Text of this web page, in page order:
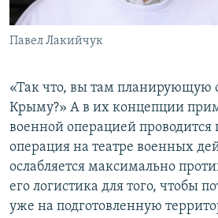
Павел Лакийчук
«Так что, вы там планирующую
Крыму?» А в их концепции
военной операцией
операция на театре военных
ослабляется максимально
его логистика для того, чтобы
уже на подготовленную